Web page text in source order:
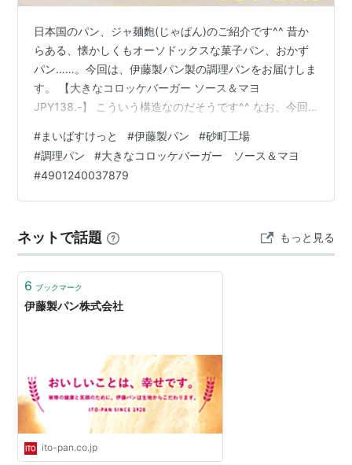
日本国のパン、ジャ麺麭(じゃぱん)のご紹介です^^ 昔か
らある、懐かしくもオーソドックスな菓子パン、おかず
パン……。今回は、伊藤製パン製の調理パンをお届けしま
す。 【大きなコロッケバーガー ソース＆マヨ
JPY138.-】 こういう構造なのだそうです^^ なお、今回
区新千葉二)でした。 包装の中は、 こんなカンジ^^ はみ
出すくらい大きなコロッケなんです^^ オシリは、 こんな
カンジ^^ 寄ってみると、 こんなカンジ^^ 二つに割って
みると、 こんなカンジ^^ コロッケを挟んだパンというだ
#まいばすけっと #伊藤製パン #砂町工場
#調理パン #大きなコロッケバーガー ソース＆マヨ
#4901240037879
ネットで話題 もっと見る
6 ブックマーク
伊藤製パン株式会社
ito-pan.co.jp